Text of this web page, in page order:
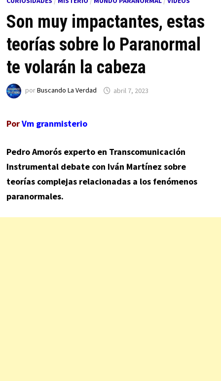
Son muy impactantes, estas
teorías sobre lo Paranormal
te volarán la cabeza
porBuscando La Verdad abril 7, 2023
PorVm granmisterio
Pedro Amorós experto en Transcomunicación
Instrumental debate con Iván Martínez sobre
teorías complejas relacionadas a los fenómenos
paranormales.